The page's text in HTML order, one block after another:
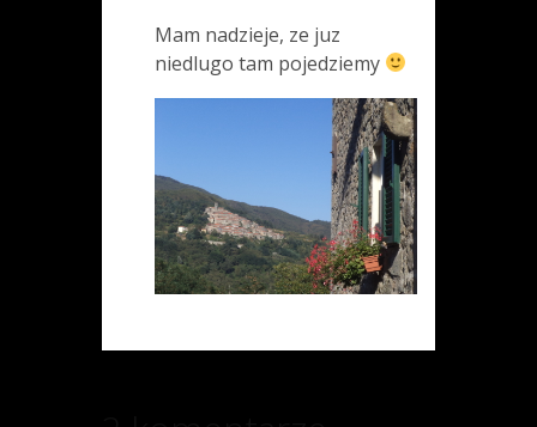
Mam nadzieje, ze juz
niedlugo tam pojedziemy